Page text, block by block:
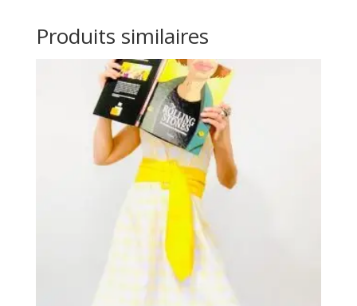
i
v
e
:
Produits similaires